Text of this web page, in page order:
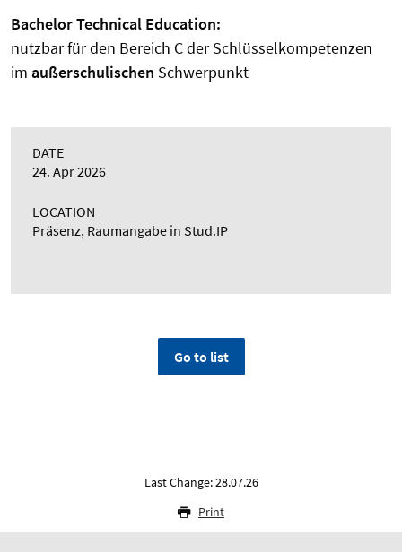
Bachelor Technical Education:
nutzbar für den Bereich C der Schlüsselkompetenzen
im außerschulischen Schwerpunkt
DATE
24. Apr 2026
LOCATION
Präsenz, Raumangabe in Stud.IP
Go to list
Last Change: 28.07.26
Print